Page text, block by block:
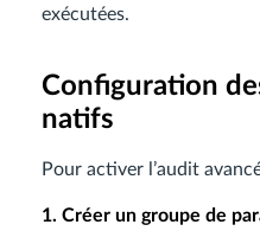
exécutées.
Configuration
natifs
Pour activer l’audit
1. Créer un groupe de